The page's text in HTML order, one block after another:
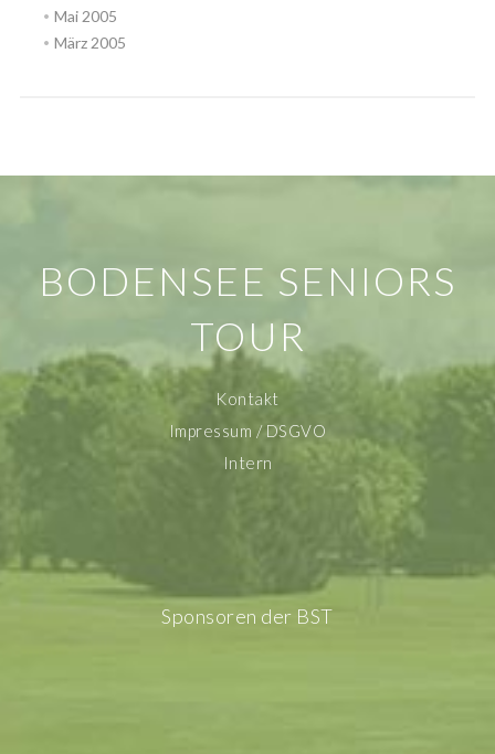
Mai 2005
März 2005
BODENSEE SENIORS
TOUR
Kontakt
Impressum / DSGVO
Intern
Sponsoren der BST